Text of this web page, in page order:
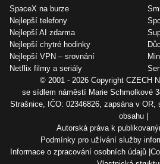
SpaceX na burze
Nejlepší telefony
Nejlepší AI zdarma
Nejlepší chytré hodinky
Nejlepší VPN – srovnání
Netflix filmy a seriály
© 2001 - 2026 Copyright CZECH
se sídlem náměstí Marie Schmolkové
Strašnice, IČO: 02346826, zapsána v OR,
obsahu
Autorská práva k
Podmínky pro užívání služby
Informace o zpracování osobních údajů